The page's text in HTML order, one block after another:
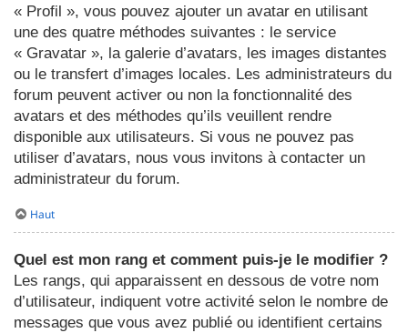
« Profil », vous pouvez ajouter un avatar en utilisant
une des quatre méthodes suivantes : le service
« Gravatar », la galerie d’avatars, les images distantes
ou le transfert d’images locales. Les administrateurs du
forum peuvent activer ou non la fonctionnalité des
avatars et des méthodes qu’ils veuillent rendre
disponible aux utilisateurs. Si vous ne pouvez pas
utiliser d’avatars, nous vous invitons à contacter un
administrateur du forum.
Haut
Quel est mon rang et comment puis-je le modifier ?
Les rangs, qui apparaissent en dessous de votre nom
d’utilisateur, indiquent votre activité selon le nombre de
messages que vous avez publié ou identifient certains